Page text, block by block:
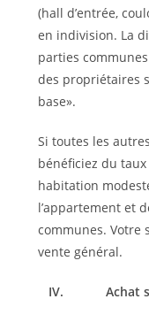
(hall d’entrée,
en indivision. La
parties
des propriétaires
base».
Si toutes les
bénéficiez du
habitation
l’appartement et
communes. Votre
vente général.
IV. Achat